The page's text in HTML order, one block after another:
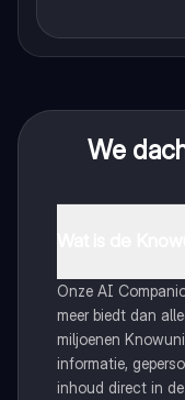
We
Onze AI
meer biedt dan
miljoenen
informatie,
inhoud direct in